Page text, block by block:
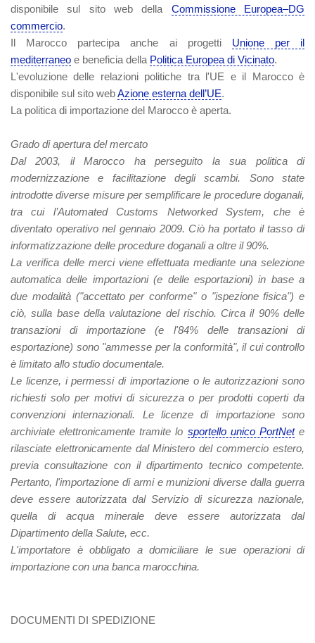
disponibile sul sito web della Commissione Europea–DG
commercio.
Il Marocco partecipa anche ai progetti Unione per il
mediterraneo e beneficia della Politica Europea di Vicinato.
L'evoluzione delle relazioni politiche tra l'UE e il Marocco è
disponibile sul sito webAzione esterna dell’UE.
La politica di importazione del Marocco è aperta.
Grado di apertura del mercato
Dal 2003, il Marocco ha perseguito la sua politica di
modernizzazione e facilitazione degli scambi. Sono state
introdotte diverse misure per semplificare le procedure doganali,
tra cui l’Automated Customs Networked System, che è
diventato operativo nel gennaio 2009. Ciò ha portato il tasso di
informatizzazione delle procedure doganali a oltre il 90%.
La verifica delle merci viene effettuata mediante una selezione
automatica delle importazioni (e delle esportazioni) in base a
due modalità ("accettato per conforme" o "ispezione fisica") e
ciò, sulla base della valutazione del rischio. Circa il 90% delle
transazioni di importazione (e l'84% delle transazioni di
esportazione) sono "ammesse per la conformità", il cui controllo
è limitato allo studio documentale.
Le licenze, i permessi di importazione o le autorizzazioni sono
richiesti solo per motivi di sicurezza o per prodotti coperti da
convenzioni internazionali. Le licenze di importazione sono
archiviate elettronicamente tramite lo sportello unico PortNete
rilasciate elettronicamente dal Ministero del commercio estero,
previa consultazione con il dipartimento tecnico competente.
Pertanto, l'importazione di armi e munizioni diverse dalla guerra
deve essere autorizzata dal Servizio di sicurezza nazionale,
quella di acqua minerale deve essere autorizzata dal
Dipartimento della Salute, ecc.
L'importatore è obbligato a domiciliare le sue operazioni di
importazione con una banca marocchina.
DOCUMENTI DI SPEDIZIONE